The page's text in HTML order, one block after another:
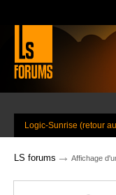
Logic-Sunrise (retour
LS forums → Affichage